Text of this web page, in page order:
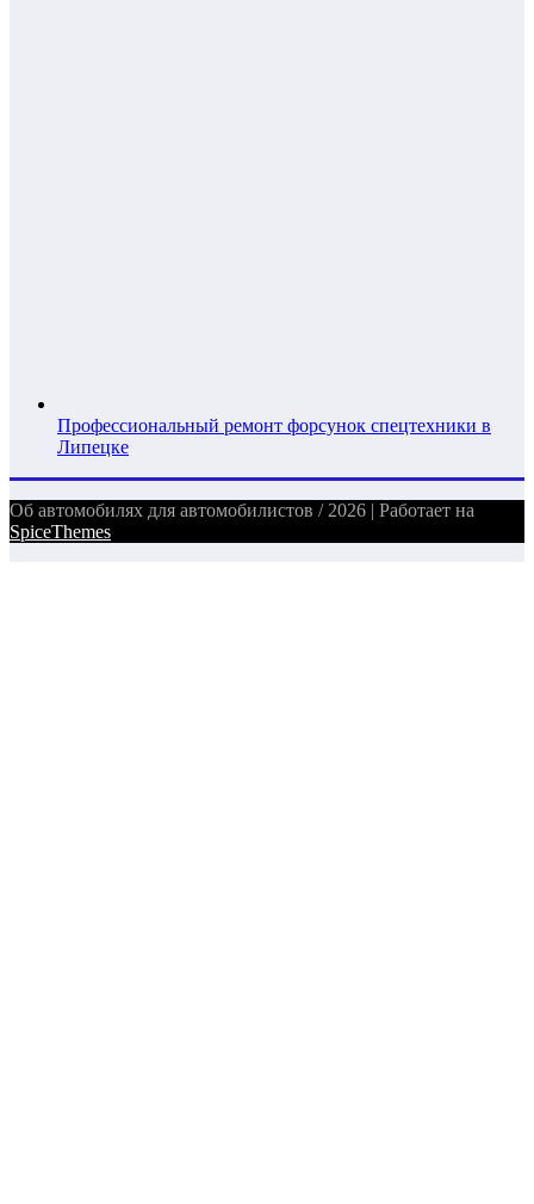
Профессиональный ремонт форсунок спецтехники в
Липецке
Об автомобилях для автомобилистов / 2026 | Работает на
SpiceThemes